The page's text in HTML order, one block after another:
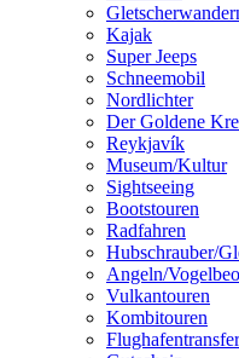
Kajak
Super Jeeps
Schneemobil
Nordlichter
Der Goldene
Reykjavík
Museum/Kultur
Sightseeing
Bootstouren
Radfahren
Hubschrauber/
Angeln/
Vulkantouren
Kombitouren
Flughafentransfer